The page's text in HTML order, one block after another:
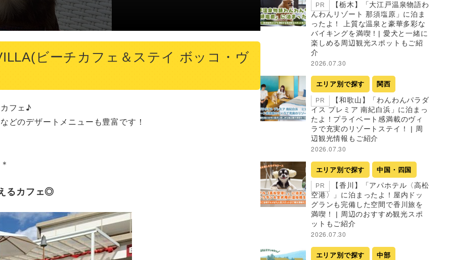
ビーチカフェ＆ステイ ボッコ・ヴ
フェ♪
どのデザートメニューも豊富です！
るカフェ◎
PR
【栃木】「大江戸温泉物語わ
んわんリゾート 那須塩原」に泊ま
ったよ！ 上質な温泉と豪華多彩な
バイキングを満喫！| 愛犬と一緒に
楽しめる周辺観光スポットもご紹
介
2026.07.30
エリア別で探す 関西
PR
【和歌山】「わんわんパラダ
イス プレミア 南紀白浜」に泊まっ
たよ！プライベート感満載のヴィ
ラで充実のリゾートステイ！ | 周
辺観光情報もご紹介
2026.07.30
エリア別で探す 中国・四国
PR
【香川】「アパホテル〈高松
空港〉」に泊まったよ！屋内ドッ
グランも完備した空間で香川旅を
満喫！ | 周辺のおすすめ観光スポ
ットもご紹介
2026.07.30
エリア別で探す 中部